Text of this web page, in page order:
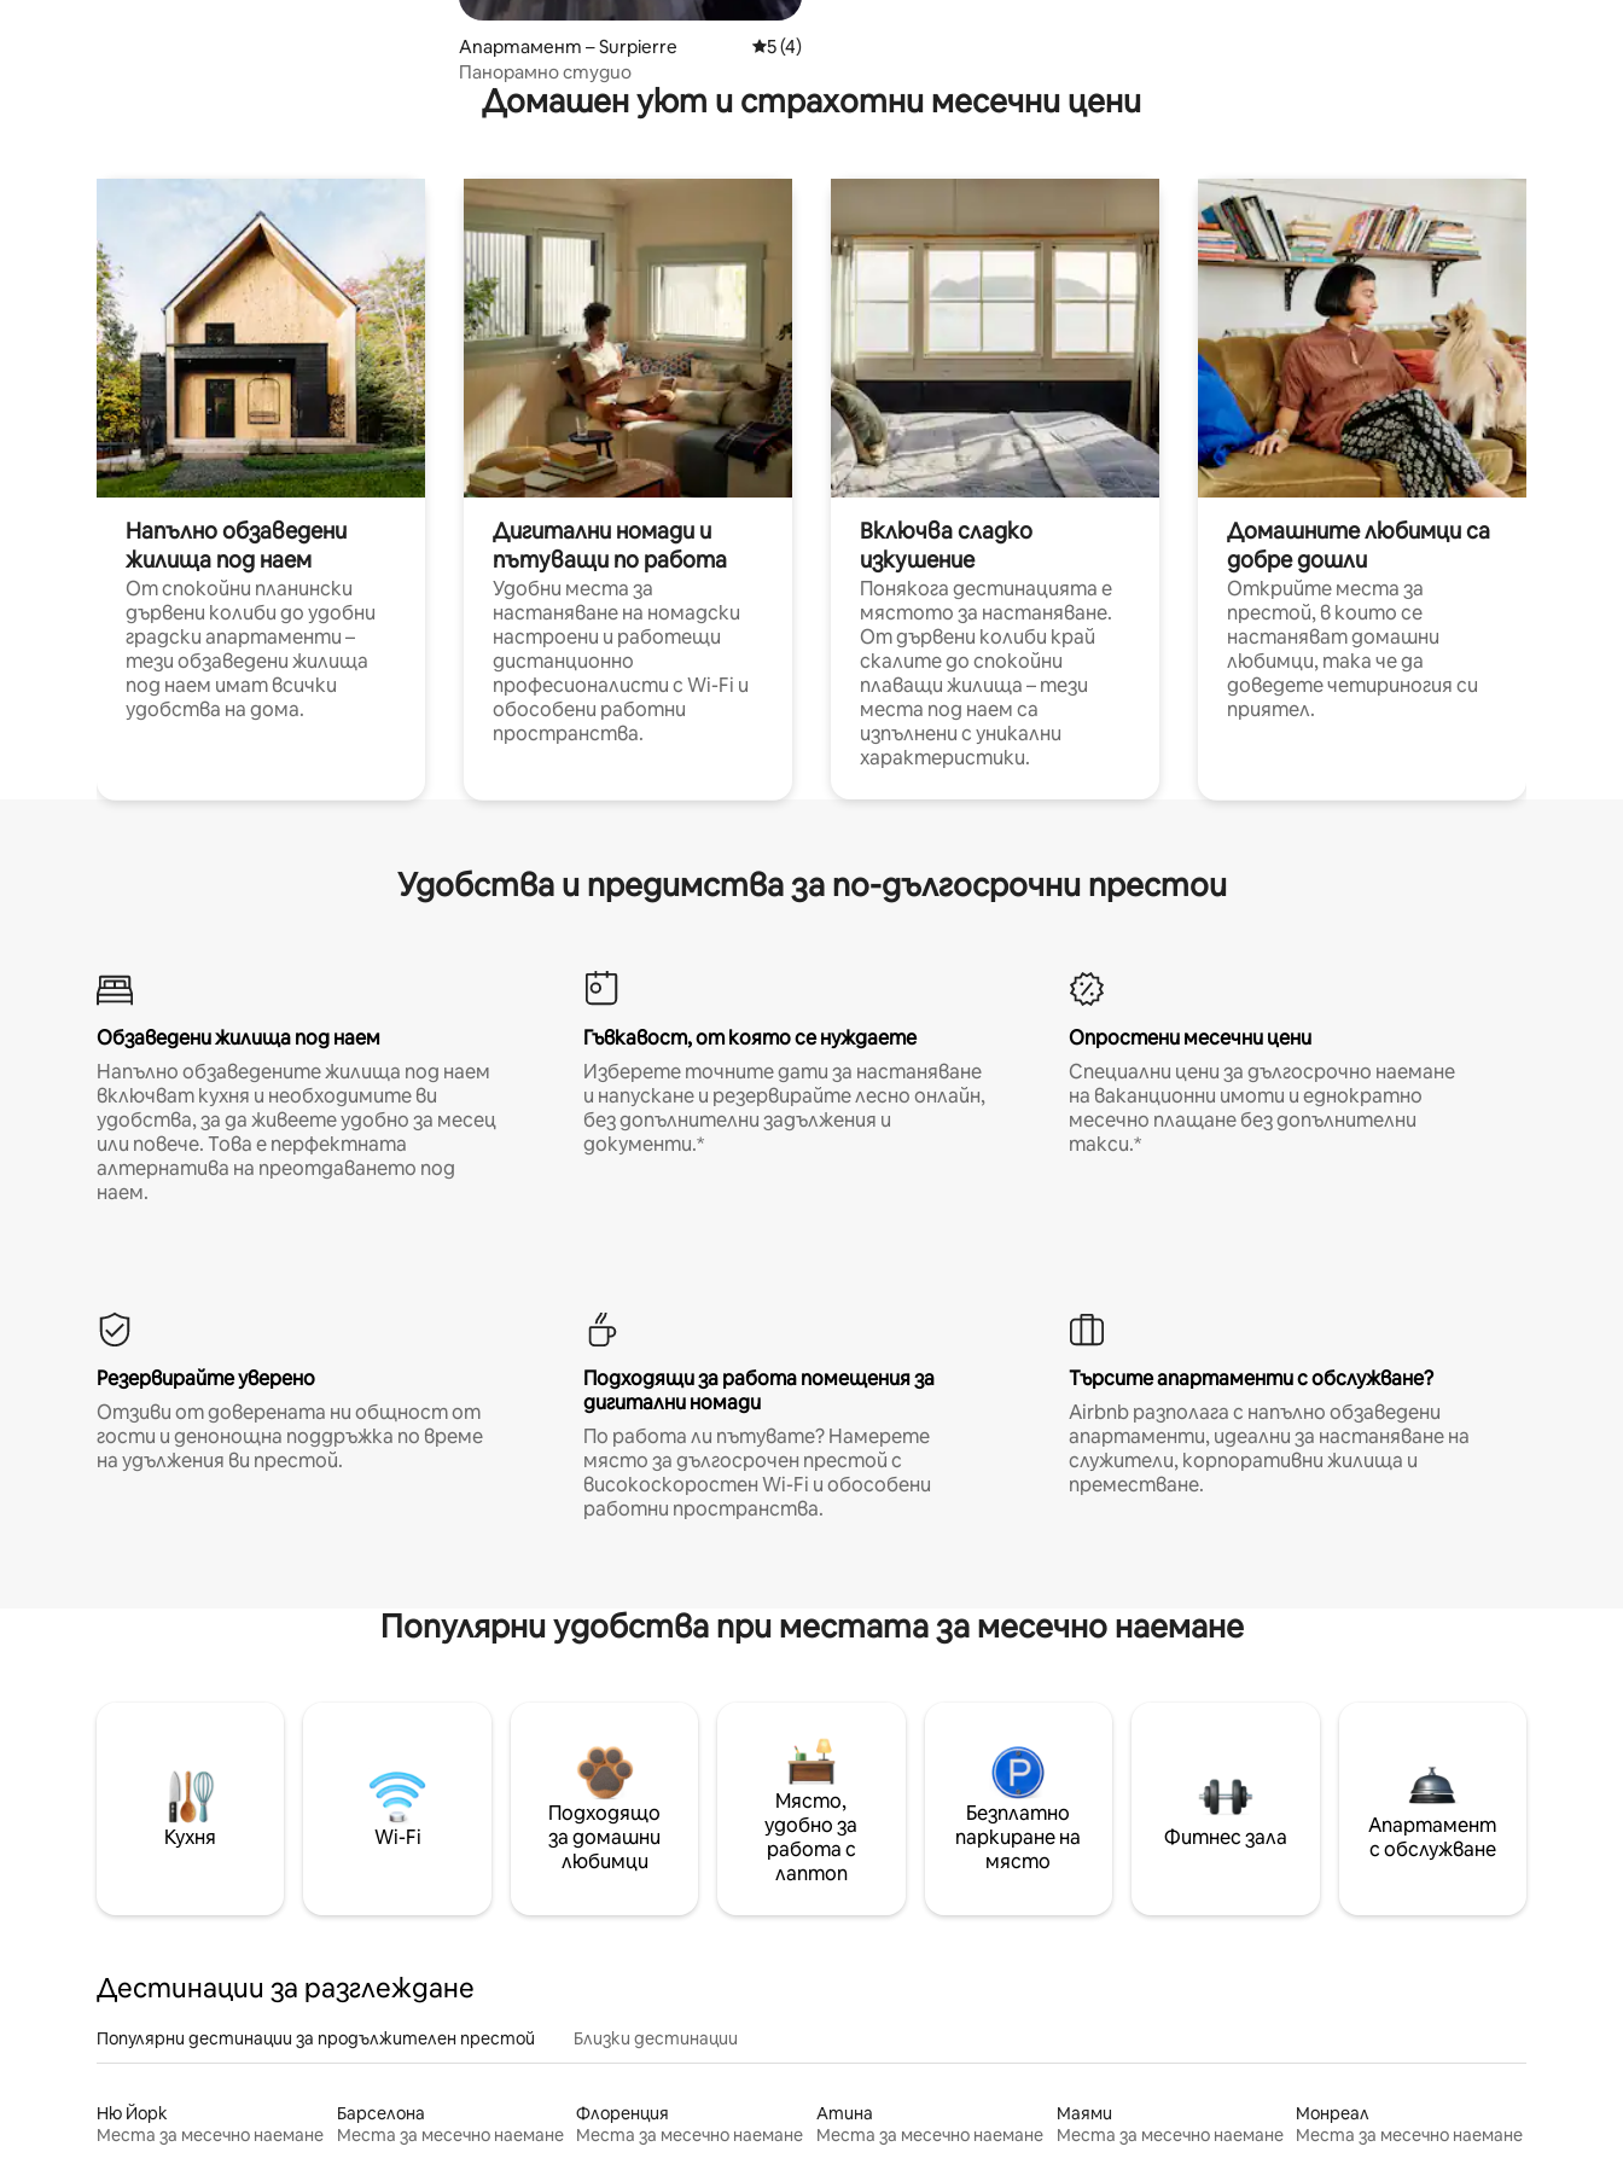
Апартамент – Surpierre Средна оценка: 5 от 5, 4 отзива
5 (4)
Панорамно студио
Домашен уют и страхотни месечни цени
Напълно обзаведени
жилища под наем
От спокойни планински
дървени колиби до удобни
градски апартаменти –
тези обзаведени жилища
под наем имат всички
удобства на дома.
Дигитални номади и
пътуващи по работа
Удобни места за
настаняване на номадски
настроени и работещи
дистанционно
професионалисти с Wi-Fi и
обособени работни
пространства.
Включва сладко
изкушение
Понякога дестинацията е
мястото за настаняване.
От дървени колиби край
скалите до спокойни
плаващи жилища – тези
места под наем са
изпълнени с уникални
характеристики.
Домашните любимци са
добре дошли
Открийте места за
престой, в които се
настаняват домашни
любимци, така че да
доведете четириногия си
приятел.
Удобства и предимства за по-дългосрочни престои
Обзаведени жилища под наем
Напълно обзаведените жилища под наем
включват кухня и необходимите ви
удобства, за да живеете удобно за месец
или повече. Това е перфектната
алтернатива на преотдаването под
наем.
Гъвкавост, от която се нуждаете
Изберете точните дати за настаняване
и напускане и резервирайте лесно онлайн,
без допълнителни задължения и
документи.*
Опростени месечни цени
Специални цени за дългосрочно наемане
на ваканционни имоти и еднократно
месечно плащане без допълнителни
такси.*
Резервирайте уверено
Отзиви от доверената ни общност от
гости и денонощна поддръжка по време
на удължения ви престой.
Подходящи за работа помещения за
дигитални номади
По работа ли пътувате? Намерете
място за дългосрочен престой с
високоскоростен Wi-Fi и обособени
работни пространства.
Търсите апартаменти с обслужване?
Airbnb разполага с напълно обзаведени
апартаменти, идеални за настаняване на
служители, корпоративни жилища и
преместване.
Популярни удобства при местата за месечно наемане
Кухня Wi-Fi
Подходящо
за домашни
любимци
Място,
удобно за
работа с
лаптоп
Безплатно
паркиране на
място
Фитнес зала
Апартамент
с обслужване
Дестинации за разглеждане
Популярни дестинации за продължителен престой Близки дестинации
Ню Йорк
Места за месечно наемане
Барселона
Места за месечно наемане
Флоренция
Места за месечно наемане
Атина
Места за месечно наемане
Маями
Места за месечно наемане
Монреал
Места за месечно наемане